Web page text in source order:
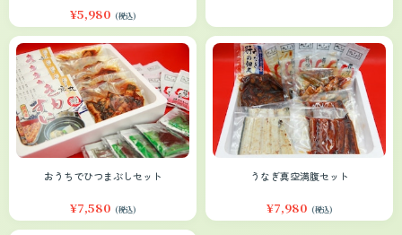
¥5,980 (税込)
おうちでひつまぶしセット
¥7,580 (税込)
うなぎ真空満腹セット
¥7,980 (税込)